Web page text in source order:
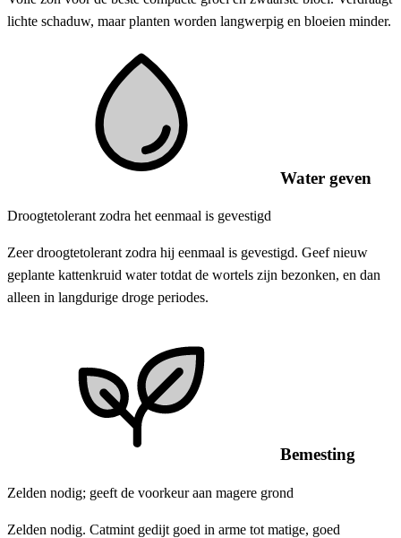
​​lichte schaduw, maar planten worden langwerpig en bloeien minder.
Water geven
Droogtetolerant zodra het eenmaal is gevestigd
Zeer droogtetolerant zodra hij eenmaal is gevestigd. Geef nieuw
geplante kattenkruid water totdat de wortels zijn bezonken, en dan
alleen in langdurige droge periodes.
Bemesting
Zelden nodig; geeft de voorkeur aan magere grond
Zelden nodig. Catmint gedijt goed in arme tot matige, goed